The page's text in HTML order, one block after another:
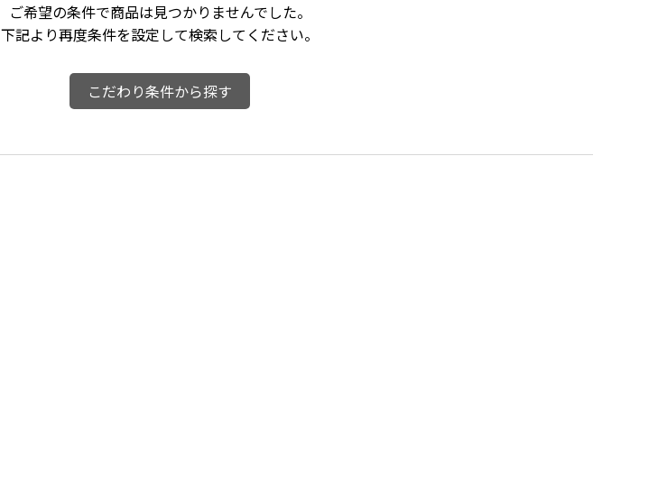
ご希望の条件で商品は見つかりませんでした。
下記より再度条件を設定して検索してください。
こだわり条件から探す